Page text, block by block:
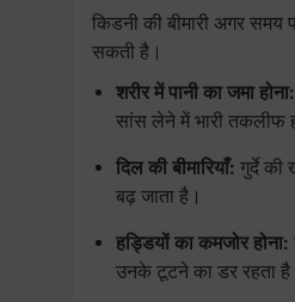
किडनी की बीमारी अगर
सकती है।
शरीर में पानी का जमा होना:
सांस लेने में भारी तकलीफ
दिल की बीमारियाँ: गुर्दे
बढ़ जाता है।
हड्डियों का कमजोर होना:
उनके टूटने का डर रहता